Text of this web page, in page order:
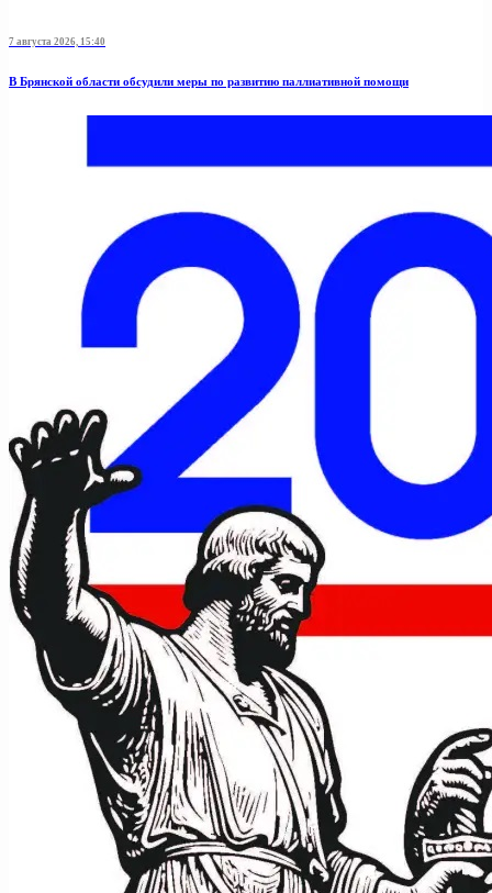
7 августа 2026, 15:40
В Брянской области обсудили меры по развитию паллиативной помощи